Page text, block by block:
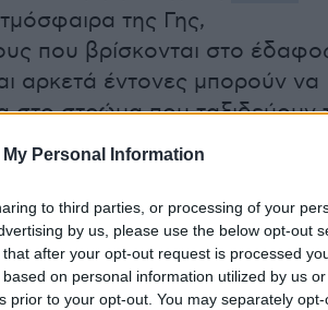
Personal Information
to third parties, or processing of your
by us, please use the below opt-out
after your opt-out request is processed
on personal information utilized by us
prior to your opt-out. You may separately
της Γης,
που βρίσκονται στο
αρκετά έντονες μπορούν να
στο στρώμα που ταξιδεύουν
Χ1. Η Χ είναι η πιο ισχυρή
ένταση από τις Χ1 και οι
είναι οι εκλάμψεις της
της κατηγορίας Μ.